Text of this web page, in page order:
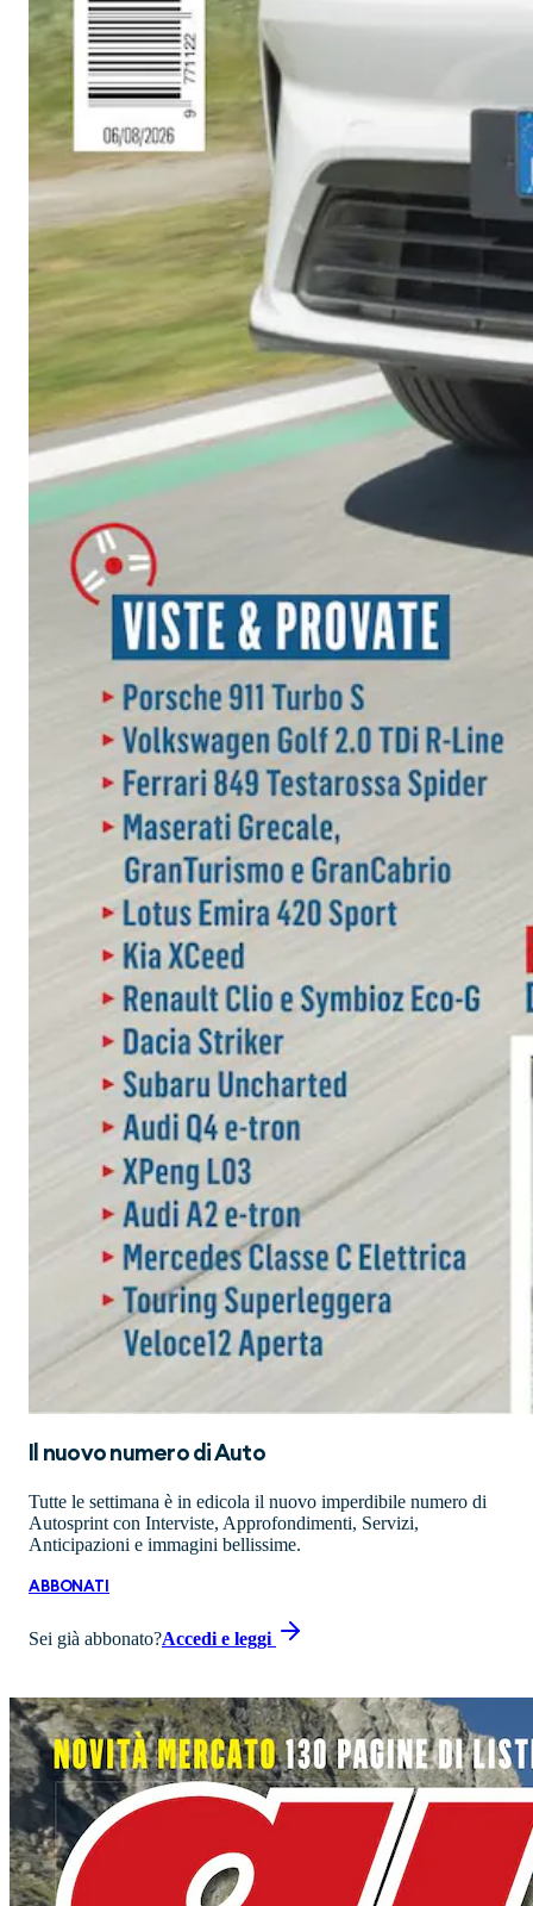
Il nuovo numero diAuto
Tutte le settimana è in edicola il nuovo imperdibile numero di
Autosprint con Interviste, Approfondimenti, Servizi,
Anticipazioni e immagini bellissime.
ABBONATI
Sei già abbonato?Accedi e leggi